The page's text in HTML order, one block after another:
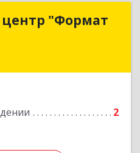
"Формат
2
центр "Формат
Подробнее